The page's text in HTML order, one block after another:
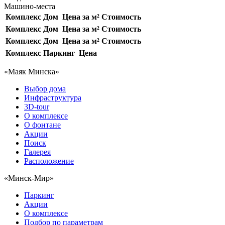
Машино-места
Комплекс Дом Цена за м² Стоимость
Комплекс Дом Цена за м² Стоимость
Комплекс Дом Цена за м² Стоимость
Комплекс Паркинг Цена
«Маяк Минска»
Выбор дома
Инфраструктура
3D-tour
О комплексе
О фонтане
Акции
Поиск
Галерея
Расположение
«Минск-Мир»
Паркинг
Акции
О комплексе
Подбор по параметрам